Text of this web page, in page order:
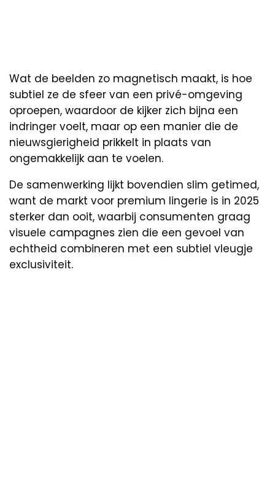
Wat de beelden zo magnetisch maakt, is hoe
subtiel ze de sfeer van een privé-omgeving
oproepen, waardoor de kijker zich bijna een
indringer voelt, maar op een manier die de
nieuwsgierigheid prikkelt in plaats van
ongemakkelijk aan te voelen.
De samenwerking lijkt bovendien slim getimed,
want de markt voor premium lingerie is in 2025
sterker dan ooit, waarbij consumenten graag
visuele campagnes zien die een gevoel van
echtheid combineren met een subtiel vleugje
exclusiviteit.